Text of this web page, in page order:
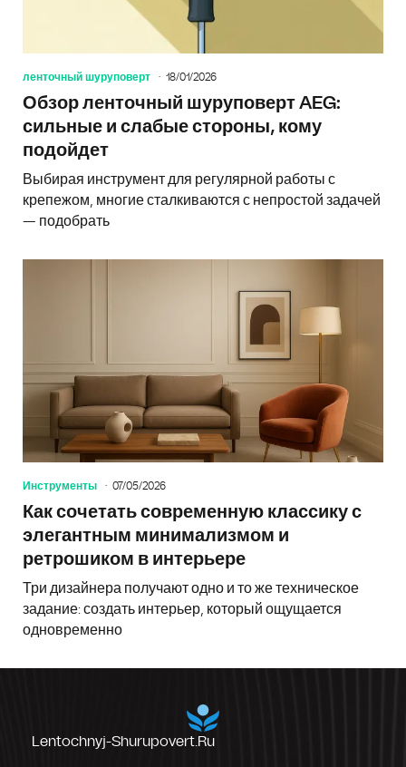
ленточный шуруповерт 18/01/2026
Обзор ленточный шуруповерт AEG:
сильные и слабые стороны, кому
подойдет
Выбирая инструмент для регулярной работы с
крепежом, многие сталкиваются с непростой задачей
— подобрать
Инструменты 07/05/2026
Как сочетать современную классику с
элегантным минимализмом и
ретрошиком в интерьере
Три дизайнера получают одно и то же техническое
задание: создать интерьер, который ощущается
одновременно
Lentochnyj-Shurupovert.ru